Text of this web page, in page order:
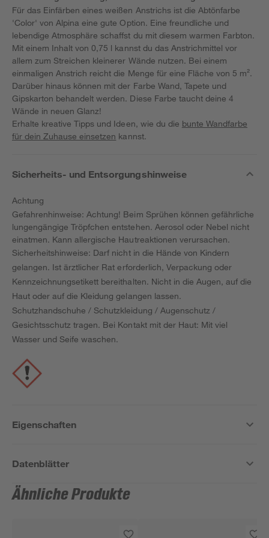
Für das Einfärben eines weißen Anstrichs ist die Abtönfarbe
'Color' von Alpina eine gute Option. Eine freundliche und
lebendige Atmosphäre schaffst du mit diesem warmen Farbton.
Mit einem Inhalt von 0,75 l kannst du das Anstrichmittel vor
allem zum Streichen kleinerer Wände nutzen. Bei einem
einmaligen Anstrich reicht die Menge für eine Fläche von 5 m².
Darüber hinaus können mit der Farbe Wand, Tapete und
Gipskarton behandelt werden. Diese Farbe taucht deine 4
Wände in neuen Glanz!
Erhalte kreative Tipps und Ideen, wie du die bunte Wandfarbe
für dein Zuhause einsetzen kannst.
Sicherheits- und Entsorgungshinweise
Achtung
Gefahrenhinweise: Achtung! Beim Sprühen können gefährliche
lungengängige Tröpfchen entstehen. Aerosol oder Nebel nicht
einatmen. Kann allergische Hautreaktionen verursachen.
Sicherheitshinweise: Darf nicht in die Hände von Kindern
gelangen. Ist ärztlicher Rat erforderlich, Verpackung oder
Kennzeichnungsetikett bereithalten. Nicht in die Augen, auf die
Haut oder auf die Kleidung gelangen lassen.
Schutzhandschuhe / Schutzkleidung / Augenschutz /
Gesichtsschutz tragen. Bei Kontakt mit der Haut: Mit viel
Wasser und Seife waschen.
Eigenschaften
Datenblätter
Ähnliche Produkte